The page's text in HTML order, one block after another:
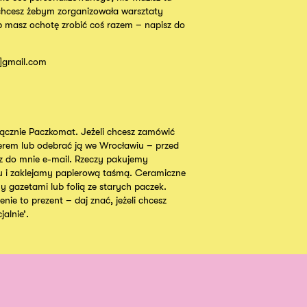
żebym zorganizowała warsztaty
masz ochotę zrobić coś razem – napisz do
Paczkomat. Jeżeli chcesz zamówić
lub odebrać ją we Wrocławiu – przed
do mnie e-mail. Rzeczy pakujemy
i zaklejamy papierową taśmą. Ceramiczne
gazetami lub folią ze starych paczek.
to prezent – daj znać, jeżeli chcesz